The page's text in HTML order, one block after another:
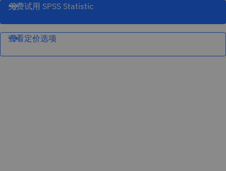
免费试用 SPSS Statistic
查看定价选项